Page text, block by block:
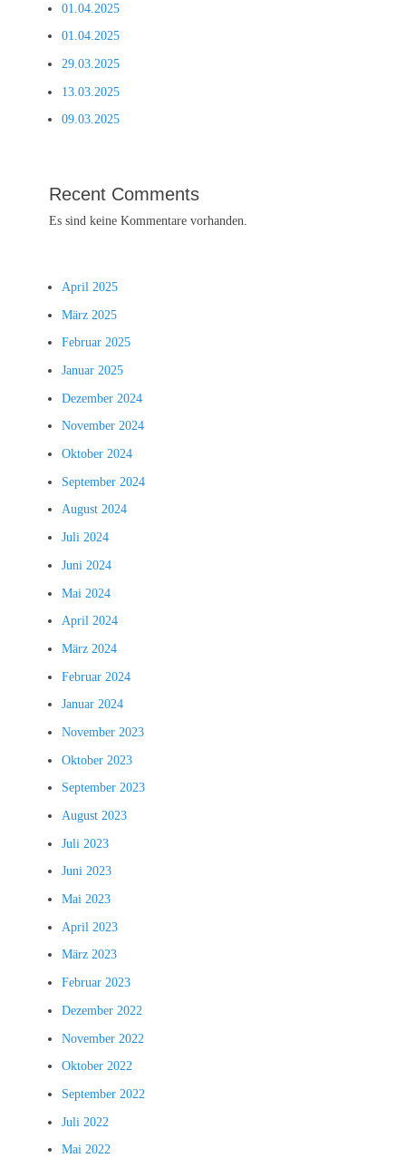
01.04.2025
01.04.2025
29.03.2025
13.03.2025
09.03.2025
Recent Comments
Es sind keine Kommentare vorhanden.
April 2025
März 2025
Februar 2025
Januar 2025
Dezember 2024
November 2024
Oktober 2024
September 2024
August 2024
Juli 2024
Juni 2024
Mai 2024
April 2024
März 2024
Februar 2024
Januar 2024
November 2023
Oktober 2023
September 2023
August 2023
Juli 2023
Juni 2023
Mai 2023
April 2023
März 2023
Februar 2023
Dezember 2022
November 2022
Oktober 2022
September 2022
Juli 2022
Mai 2022